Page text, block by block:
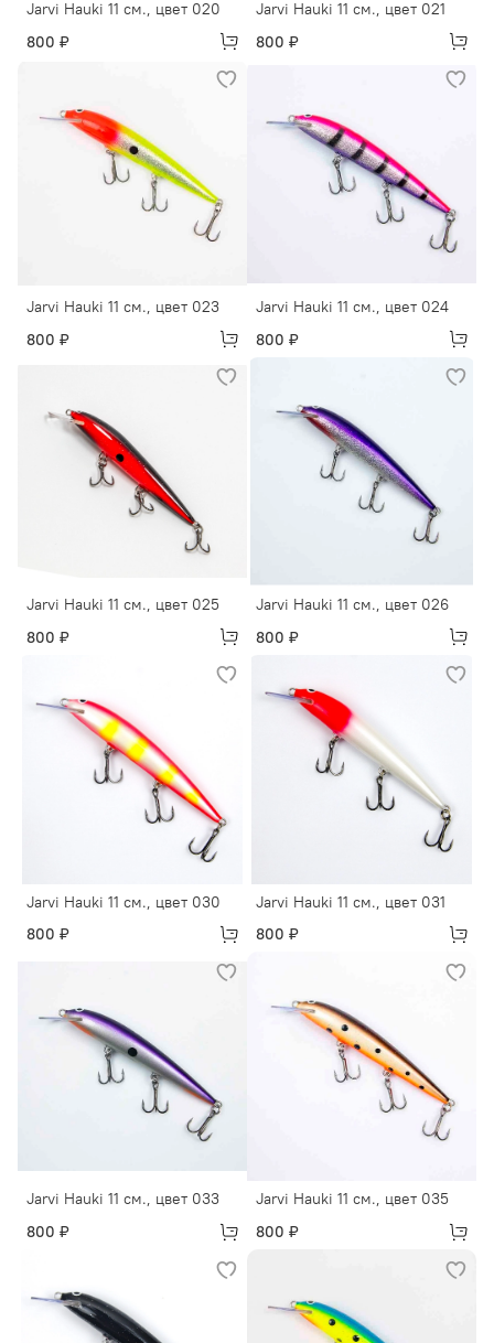
Jarvi Hauki 11 см., цвет 020
800 ₽
Jarvi Hauki 11 см., цвет 021
800 ₽
Jarvi Hauki 11 см., цвет 023
800 ₽
Jarvi Hauki 11 см., цвет 024
800 ₽
Jarvi Hauki 11 см., цвет 025
800 ₽
Jarvi Hauki 11 см., цвет 026
800 ₽
Jarvi Hauki 11 см., цвет 030
800 ₽
Jarvi Hauki 11 см., цвет 031
800 ₽
Jarvi Hauki 11 см., цвет 033
800 ₽
Jarvi Hauki 11 см., цвет 035
800 ₽